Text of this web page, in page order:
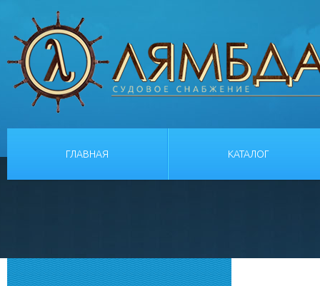
ГЛАВНАЯ КАТАЛОГ